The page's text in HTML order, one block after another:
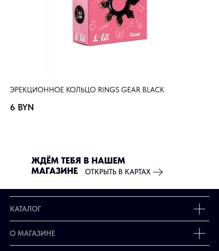
ЭРЕКЦИОННОЕ КОЛЬЦО RINGS GEAR BLACK
6 BYN
ЖДЁМ ТЕБЯ В НАШЕМ
МАГАЗИНЕ
ОТКРЫТЬ В КАРТАХ
КАТАЛОГ
О МАГАЗИНЕ